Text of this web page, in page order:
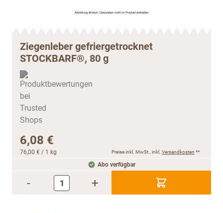
Ziegenleber gefriergetrocknet
STOCKBARF®, 80 g
6,08 €
76,00 € / 1 kg Preise inkl. MwSt., inkl. Versandkosten **
Abo verfügbar
- +